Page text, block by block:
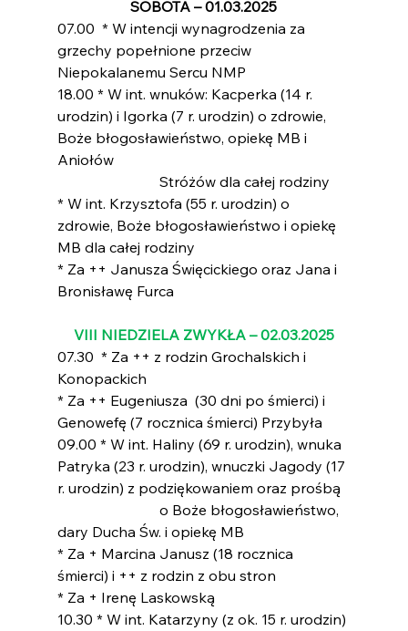
SOBOTA – 01.03.2025
07.00  * W intencji wynagrodzenia za
grzechy popełnione przeciw
Niepokalanemu Sercu NMP
18.00 * W int. wnuków: Kacperka (14 r.
urodzin) i Igorka (7 r. urodzin) o zdrowie,
Boże błogosławieństwo, opiekę MB i
Aniołów
Stróżów dla całej rodziny
* W int. Krzysztofa (55 r. urodzin) o
zdrowie, Boże błogosławieństwo i opiekę
MB dla całej rodziny
* Za ++ Janusza Święcickiego oraz Jana i
Bronisławę Furca
VIII NIEDZIELA ZWYKŁA – 02.03.2025
07.30  * Za ++ z rodzin Grochalskich i
Konopackich
* Za ++ Eugeniusza  (30 dni po śmierci) i
Genowefę (7 rocznica śmierci) Przybyła
09.00 * W int. Haliny (69 r. urodzin), wnuka
Patryka (23 r. urodzin), wnuczki Jagody (17
r. urodzin) z podziękowaniem oraz prośbą
o Boże błogosławieństwo,
dary Ducha Św. i opiekę MB
* Za + Marcina Janusz (18 rocznica
śmierci) i ++ z rodzin z obu stron
* Za + Irenę Laskowską
10.30 * W int. Katarzyny (z ok. 15 r. urodzin)